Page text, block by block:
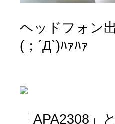
ヘッドフォン
(；´Д`)ﾊｧﾊｧ
「APA2308」